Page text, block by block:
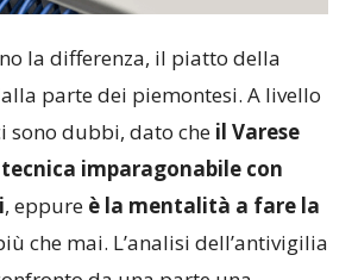
parte dei piemontesi. A livello
sono dubbi, dato cheil Varese
imparagonabile con
, eppureè la mentalità a fare la
che mai. L’analisi dell’antivigilia
da una parte una